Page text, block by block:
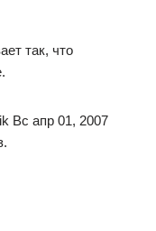
так, что
Вс апр 01, 2007